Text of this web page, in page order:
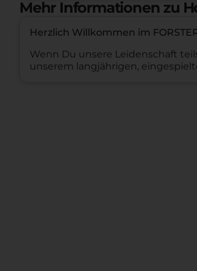
Mehr Informationen zu
Herzlich Willkommen im
Wenn Du unsere Leidenschaft
unserem langjährigen,